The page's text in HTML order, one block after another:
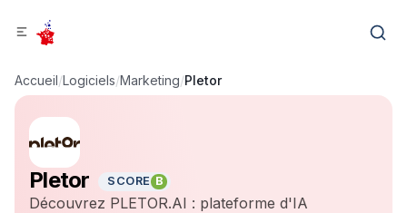
Accueil/Logiciels/Marketing/Pletor
Pletor SCORE B
Découvrez PLETOR.AI : plateforme d'IA